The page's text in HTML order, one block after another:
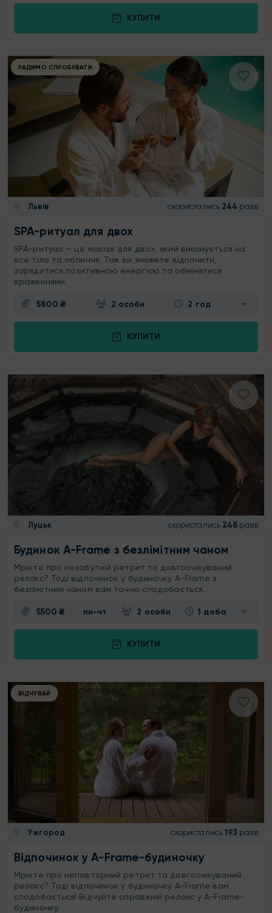
КУПИТИ
РАДИМО СПРОБУВАТИ
Львів скористались 244 разів
SPA-ритуал для двох
SPA-ритуал — це масаж для двох, який виконується на
все тіло та обличчя. Тож ви зможете відпочити,
зарядитися позитивною енергією та обмінятися
враженнями.
5800 ₴ 2 особи 2 год
КУПИТИ
Луцьк скористались 248 разів
Будинок A-Frame з безлімітним чаном
Мрієте про незабутній ретрит та довгоочікуваний
релакс? Тоді відпочинок у будиночку A-Frame з
безлімітним чаном вам точно сподобається.
5500 ₴ пн-чт 2 особи 1 доба
КУПИТИ
ВІДЧУВАЙ
Ужгород скористались 193 разів
Відпочинок у A-Frame-будиночку
Мрієте про неповторний ретрит та довгоочікуваний
релакс? Тоді відпочинок у будиночку A-Frame вам
сподобається! Відчуйте справжній релакс у A-Frame-
будиночку.